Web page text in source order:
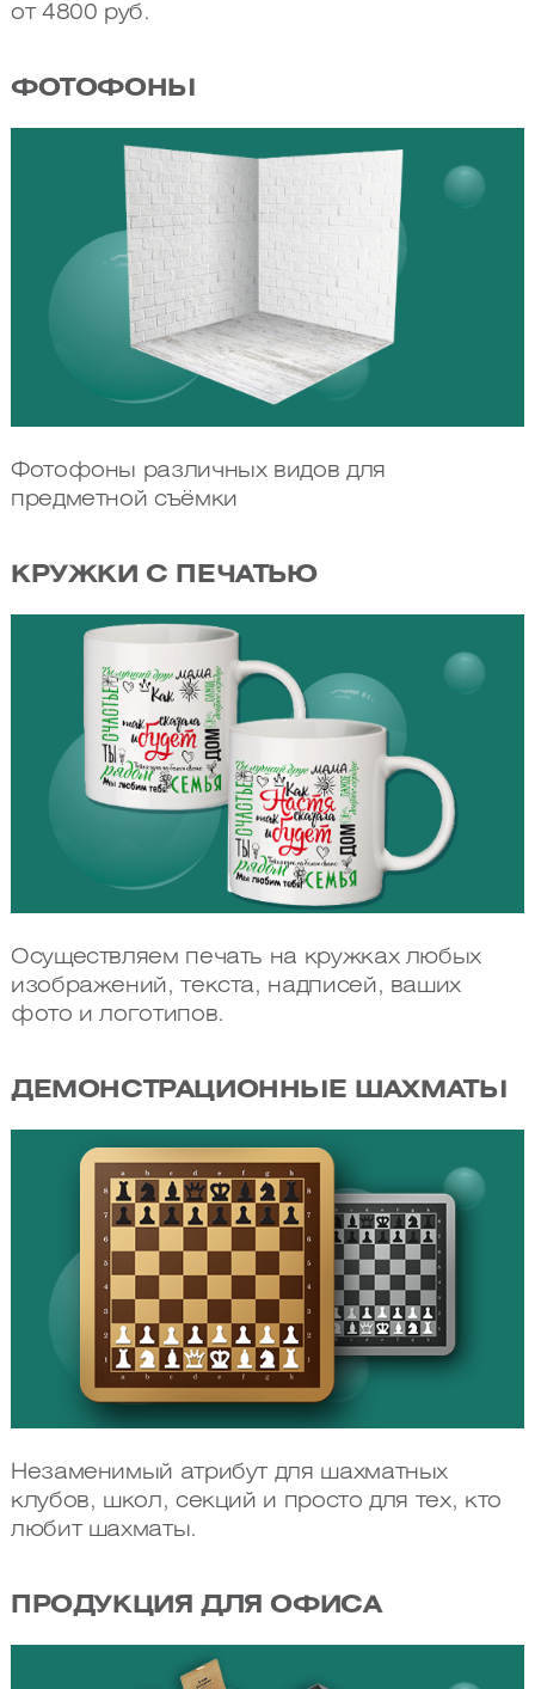
от 4800 руб.
ФОТОФОНЫ
Фотофоны различных видов для
предметной съёмки
КРУЖКИ С ПЕЧАТЬЮ
Осуществляем печать на кружках любых
изображений, текста, надписей, ваших
фото и логотипов.
ДЕМОНСТРАЦИОННЫЕ ШАХМАТЫ
Незаменимый атрибут для шахматных
клубов, школ, секций и просто для тех, кто
любит шахматы.
ПРОДУКЦИЯ ДЛЯ ОФИСА